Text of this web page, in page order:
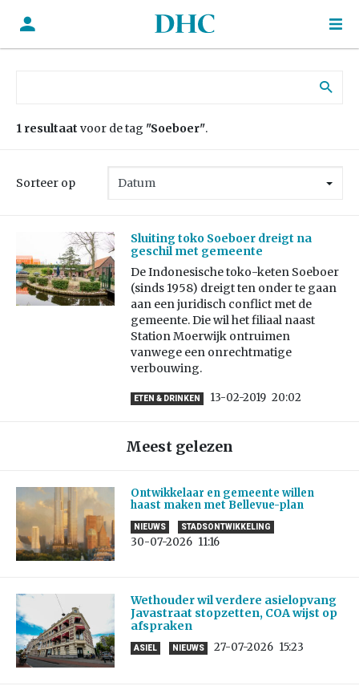
1 resultaat voor de tag "Soeboer".
Sorteer op
Sluiting toko Soeboer dreigt na
geschil met gemeente
De Indonesische toko-keten Soeboer
(sinds 1958) dreigt ten onder te gaan
aan een juridisch conflict met de
gemeente. Die wil het filiaal naast
Station Moerwijk ontruimen
vanwege een onrechtmatige
verbouwing.
ETEN & DRINKEN 13-02-2019 20:02
Meest gelezen
Ontwikkelaar en gemeente willen
haast maken met Bellevue-plan
NIEUWS STADSONTWIKKELING
30-07-2026 11:16
Wethouder wil verdere asielopvang
Javastraat stopzetten, COA wijst op
afspraken
ASIEL NIEUWS 27-07-2026 15:23